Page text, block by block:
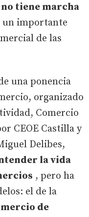
no tiene marcha
un importante
de las
una ponencia
organizado
Comercio
CEOE Castilla y
Delibes,
la vida
, pero ha
el de la
de